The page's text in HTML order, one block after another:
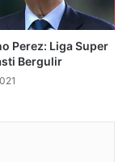
Perez: Liga Super
Bergulir